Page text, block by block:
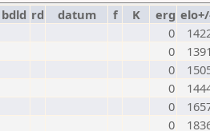
bdld rd datum f K erg
0
0
1391
0
0
0
0